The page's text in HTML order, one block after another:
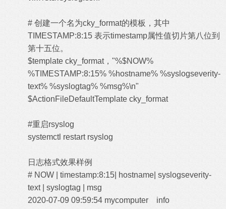
# 创建一个名为cky_format的模板，其中
TIMESTAMP:8:15 表示timestamp属性值切片第八位到
第十五位。
$template cky_format，"%$NOW%
%TIMESTAMP:8:15% %hostname% %syslogseverity-
text% %syslogtag% %msg%\n"
$ActionFileDefaultTemplate cky_format
#重启rsyslog
systemctl restart rsyslog
日志格式效果样例
# NOW | timestamp:8:15| hostname| syslogseverity-
text | syslogtag | msg
2020-07-09 09:59:54 mycomputer info